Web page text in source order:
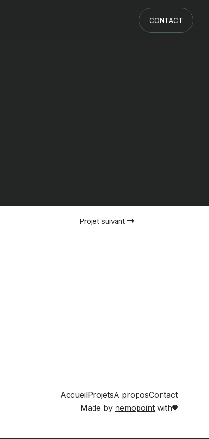
CONTACT
Projet suivant
AccueilProjetsÀ proposContact
Made by nemopoint with